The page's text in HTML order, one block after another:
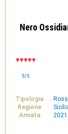
Nero
5/5
Tipologia
Regione
Annata
2021